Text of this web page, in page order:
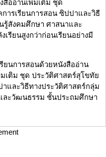
สืออ่านเพิ่มเติม ชุด
ารเรียนการสอน ซิปปาและวิธี
รู้สังคมศึกษา ศาสนาและ
รียนสูงกว่าก่อนเรียนอย่างมี
ยนการสอนด้วยหนังสืออ่าน
เติม ชุด ประวัติศาสตร์สุโขทัย
และวิธีทางประวัติศาสตร์กลุ่ม
ละวัฒนธรรม ชั้นประถมศึกษา